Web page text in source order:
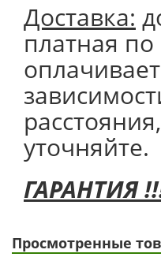
Доставка:
платная по
уточняйте.
ГАРАНТИЯ
Просмотренные